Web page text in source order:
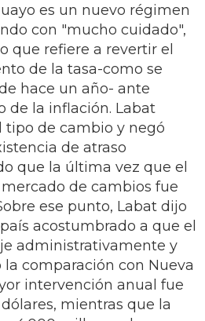
es un nuevo régimen
con "mucho cuidado",
que refiere a revertir el
de la tasa-como se
hace un año- ante
de la inflación. Labat
de cambio y negó
de atraso
que la última vez que el
de cambios fue
ese punto, Labat dijo
acostumbrado a que el
administrativamente y
comparación con Nueva
intervención anual fue
mientras que la